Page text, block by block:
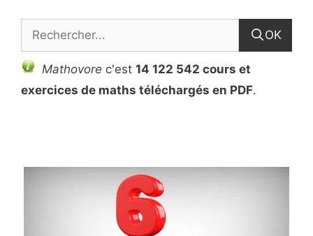
OK
Mathovore c'est 14 122 542 cours et
exercices de maths téléchargés en PDF.